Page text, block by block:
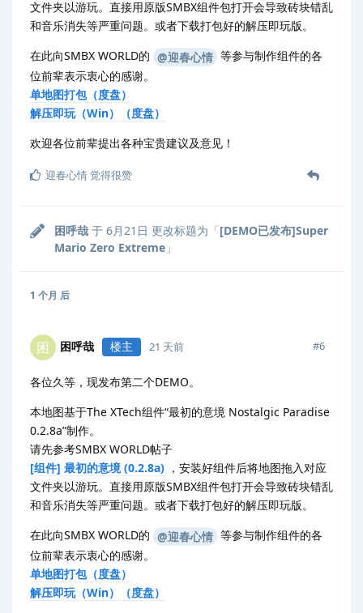
文件夹以游玩。直接用原版SMBX组件包打开会导致砖块错乱
和音乐消失等严重问题。或者下载打包好的解压即玩版。
在此向SMBX WORLD的 @迎春心情 等参与制作组件的各
位前辈表示衷心的感谢。
单地图打包（度盘）
解压即玩（Win）（度盘）
欢迎各位前辈提出各种宝贵建议及意见！
迎春心情觉得很赞
困呼哉 于 6月21日 更改标题为「[DEMO已发布]Super
Mario Zero Extreme 」
1 个月 后
困 困呼哉 楼主 21 天前 #6
各位久等，现发布第二个DEMO。
本地图基于The XTech组件“最初的意境 Nostalgic Paradise
0.2.8a”制作。
请先参考SMBX WORLD帖子
[组件] 最初的意境 (0.2.8a) ，安装好组件后将地图拖入对应
文件夹以游玩。直接用原版SMBX组件包打开会导致砖块错乱
和音乐消失等严重问题。或者下载打包好的解压即玩版。
在此向SMBX WORLD的 @迎春心情 等参与制作组件的各
位前辈表示衷心的感谢。
单地图打包（度盘）
解压即玩（Win）（度盘）